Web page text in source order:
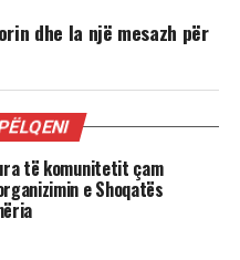
dhe la një mesazh për
të komunitetit çam
e Shoqatës